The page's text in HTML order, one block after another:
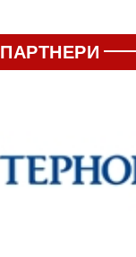
ПАРТНЕРИ